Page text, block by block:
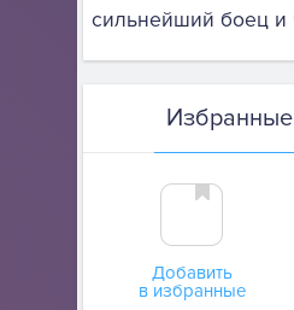
сильнейший боец и
Добавить
в избранные